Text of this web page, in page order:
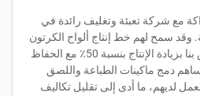
شراكة مع شركة تعبئة وتغليف رائدة في
وقد سمح لهم خط إنتاج ألواح الكرتون
المضلع عالي السرعة الخاص بنا بزيادة الإنتاج بنسبة 50٪ مع الحفاظ
دمج ماكينات الطباعة واللصق
لديهم، ما أدى إلى تقليل تكاليف